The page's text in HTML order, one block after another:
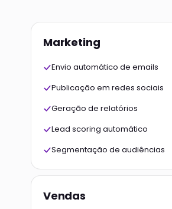
Marketing
Envio automático de emails
Publicação em redes sociais
Geração de relatórios
Lead scoring automático
Segmentação de audiências
Vendas